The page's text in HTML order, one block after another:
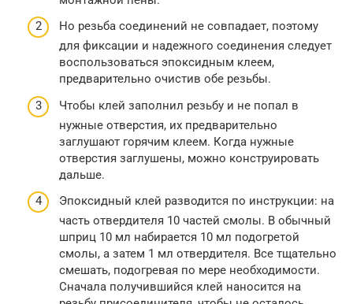
Но резьба соединений не совпадает, поэтому
для фиксации и надежного соединения следует
воспользоваться эпоксидным клеем,
предварительно очистив обе резьбы.
Чтобы клей заполнил резьбу и не попал в
нужные отверстия, их предварительно
заглушают горячим клеем. Когда нужные
отверстия заглушены, можно конструировать
дальше.
Эпоксидный клей разводится по инструкции: на
часть отвердителя 10 частей смолы. В обычный
шприц 10 мл набирается 10 мл подогретой
смолы, а затем 1 мл отвердителя. Все тщательно
смешать, подогревая по мере необходимости.
Сначала получившийся клей наносится на